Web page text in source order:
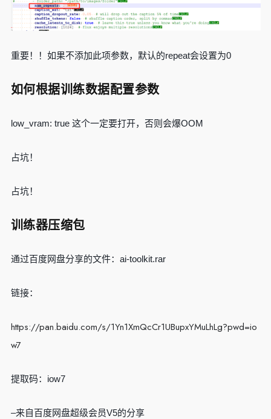
重要！！如果不添加此项参数，默认的repeat会设置为0
如何根据训练数据配置参数
low_vram: true 这个一定要打开，否则会爆OOM
占坑！
占坑！
训练器压缩包
通过百度网盘分享的文件：ai-toolkit.rar
链接：
https://pan.baidu.com/s/1Yn1XmQcCr1UBupxYMuLhLg?pwd=io
w7
提取码：iow7
–来自百度网盘超级会员V5的分享